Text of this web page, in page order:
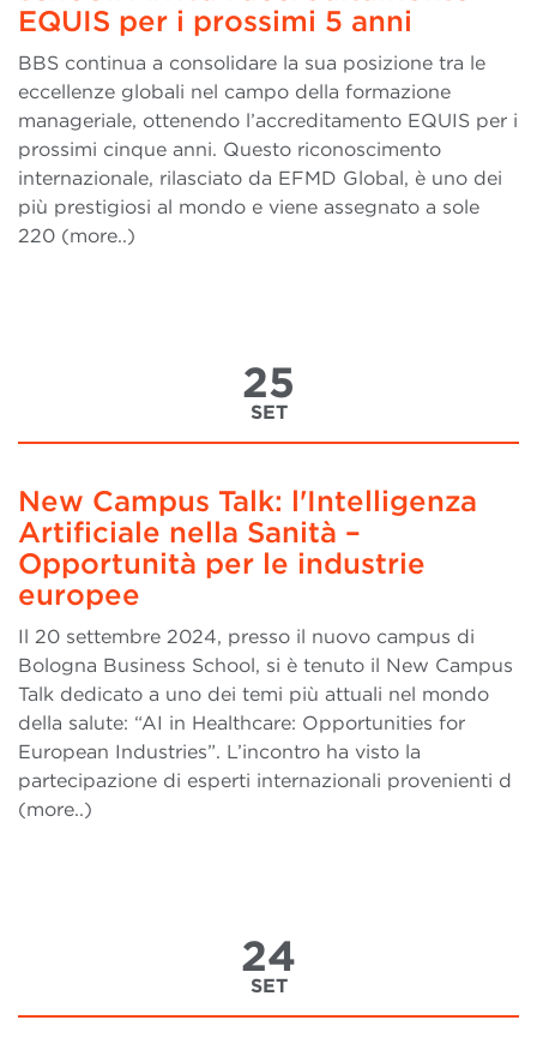
EQUIS per i prossimi 5 anni
BBS continua a consolidare la sua posizione tra le
eccellenze globali nel campo della formazione
manageriale, ottenendo l’accreditamento EQUIS per i
prossimi cinque anni. Questo riconoscimento
internazionale, rilasciato da EFMD Global, è uno dei
più prestigiosi al mondo e viene assegnato a sole
220 (more..)
25
SET
New Campus Talk: l'Intelligenza
Artificiale nella Sanità –
Opportunità per le industrie
europee
Il 20 settembre 2024, presso il nuovo campus di
Bologna Business School, si è tenuto il New Campus
Talk dedicato a uno dei temi più attuali nel mondo
della salute: “AI in Healthcare: Opportunities for
European Industries”. L’incontro ha visto la
partecipazione di esperti internazionali provenienti d
(more..)
24
SET